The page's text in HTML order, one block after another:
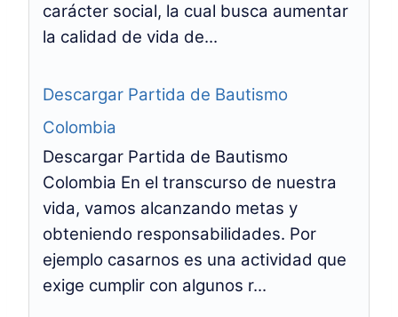
carácter social, la cual busca aumentar
la calidad de vida de...
Descargar Partida de Bautismo
Colombia
Descargar Partida de Bautismo
Colombia En el transcurso de nuestra
vida, vamos alcanzando metas y
obteniendo responsabilidades. Por
ejemplo casarnos es una actividad que
exige cumplir con algunos r...